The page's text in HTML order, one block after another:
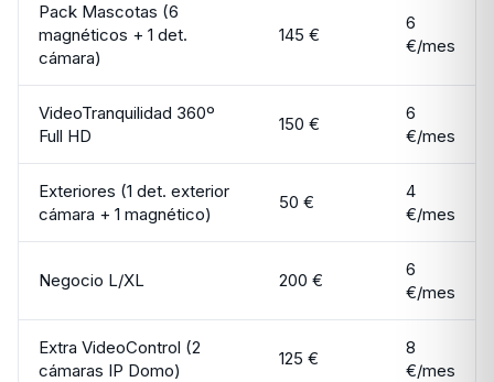
Pack Mascotas (6
magnéticos + 1 det.
cámara)
145 €
6
€/mes
VideoTranquilidad 360º
Full HD
150 €
6
€/mes
Exteriores (1 det. exterior
cámara + 1 magnético)
50 €
4
€/mes
Negocio L/XL 200 €
6
€/mes
Extra VideoControl (2
cámaras IP Domo)
125 €
8
€/mes